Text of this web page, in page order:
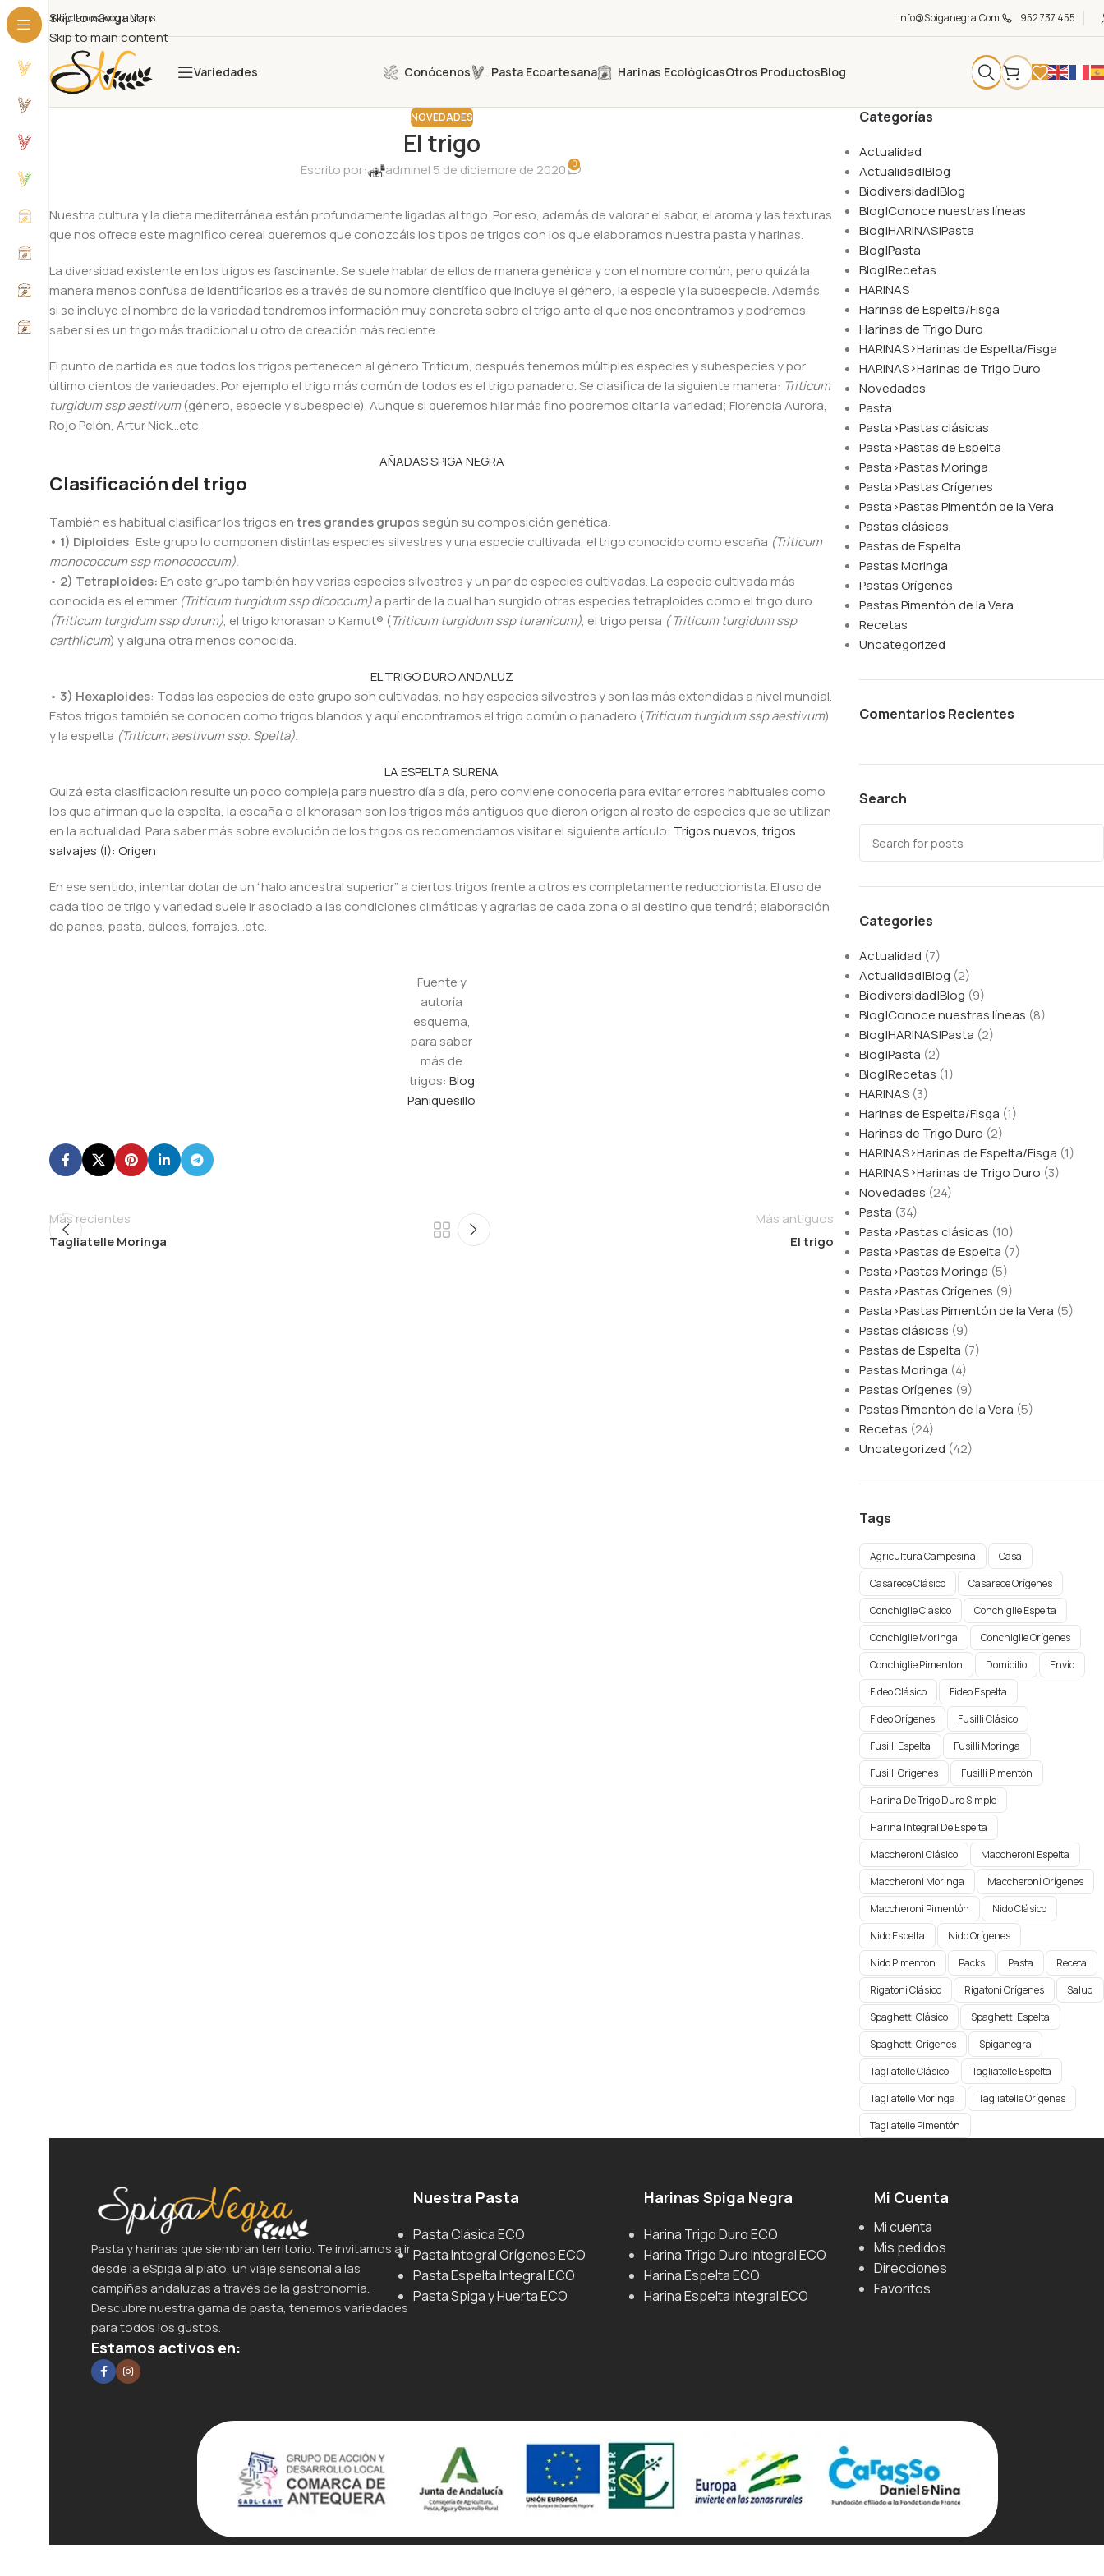
Skip to navigation
Skip to main content
ContáctanosGoogle Maps Info@spiganegra.com 952 737 455
Variedades Conócenos Pasta Ecoartesana Harinas EcológicasOtros ProductosBlog
NOVEDADES
El trigo
Escrito por: adminel 5 de diciembre de 2020 0
Nuestra cultura y la dieta mediterránea están profundamente ligadas al trigo. Por eso, además de valorar el sabor, el aroma y las texturas
que nos ofrece este magnifico cereal queremos que conozcáis los tipos de trigos con los que elaboramos nuestra pasta y harinas.
La diversidad existente en los trigos es fascinante. Se suele hablar de ellos de manera genérica y con el nombre común, pero quizá la
manera menos confusa de identificarlos es a través de su nombre científico que incluye el género, la especie y la subespecie. Además,
si se incluye el nombre de la variedad tendremos información muy concreta sobre el trigo ante el que nos encontramos y podremos
saber si es un trigo más tradicional u otro de creación más reciente.
El punto de partida es que todos los trigos pertenecen al género Triticum, después tenemos múltiples especies y subespecies y por
último cientos de variedades. Por ejemplo el trigo más común de todos es el trigo panadero. Se clasifica de la siguiente manera: Triticum
turgidum ssp aestivum(género, especie y subespecie). Aunque si queremos hilar más fino podremos citar la variedad; Florencia Aurora,
Rojo Pelón, Artur Nick…etc.
AÑADAS SPIGA NEGRA
Clasificación del trigo
También es habitual clasificar los trigos entres grandes grupos según su composición genética:
• 1) Diploides: Este grupo lo componen distintas especies silvestres y una especie cultivada, el trigo conocido como escaña (Triticum
monococcum ssp monococcum).
• 2) Tetraploides:En este grupo también hay varias especies silvestres y un par de especies cultivadas. La especie cultivada más
conocida es el emmer (Triticum turgidum ssp dicoccum)a partir de la cual han surgido otras especies tetraploides como el trigo duro
(Triticum turgidum ssp durum), el trigo khorasan o Kamut® (Triticum turgidum ssp turanicum), el trigo persa ( Triticum turgidum ssp
carthlicum) y alguna otra menos conocida.
EL TRIGO DURO ANDALUZ
• 3) Hexaploides: Todas las especies de este grupo son cultivadas, no hay especies silvestres y son las más extendidas a nivel mundial.
Estos trigos también se conocen como trigos blandos y aquí encontramos el trigo común o panadero (Triticum turgidum ssp aestivum)
y la espelta (Triticum aestivum ssp. Spelta).
LA ESPELTA SUREÑA
Quizá esta clasificación resulte un poco compleja para nuestro día a día, pero conviene conocerla para evitar errores habituales como
los que afirman que la espelta, la escaña o el khorasan son los trigos más antiguos que dieron origen al resto de especies que se utilizan
en la actualidad. Para saber más sobre evolución de los trigos os recomendamos visitar el siguiente artículo: Trigos nuevos, trigos
salvajes (I): Origen
En ese sentido, intentar dotar de un “halo ancestral superior” a ciertos trigos frente a otros es completamente reduccionista. El uso de
cada tipo de trigo y variedad suele ir asociado a las condiciones climáticas y agrarias de cada zona o al destino que tendrá; elaboración
de panes, pasta, dulces, forrajes…etc.
Fuente y
autoría
esquema,
para saber
más de
trigos: Blog
Paniquesillo
Más recientes
Tagliatelle Moringa
Más antiguos
El trigo
Categorías
Actualidad
Actualidad|Blog
Biodiversidad|Blog
Blog|Conoce nuestras líneas
Blog|HARINAS|Pasta
Blog|Pasta
Blog|Recetas
HARINAS
Harinas de Espelta/Fisga
Harinas de Trigo Duro
HARINAS>Harinas de Espelta/Fisga
HARINAS>Harinas de Trigo Duro
Novedades
Pasta
Pasta>Pastas clásicas
Pasta>Pastas de Espelta
Pasta>Pastas Moringa
Pasta>Pastas Orígenes
Pasta>Pastas Pimentón de la Vera
Pastas clásicas
Pastas de Espelta
Pastas Moringa
Pastas Orígenes
Pastas Pimentón de la Vera
Recetas
Uncategorized
Comentarios Recientes
Search
Categories
Actualidad (7)
Actualidad|Blog (2)
Biodiversidad|Blog (9)
Blog|Conoce nuestras líneas (8)
Blog|HARINAS|Pasta (2)
Blog|Pasta (2)
Blog|Recetas (1)
HARINAS(3)
Harinas de Espelta/Fisga (1)
Harinas de Trigo Duro (2)
HARINAS>Harinas de Espelta/Fisga (1)
HARINAS>Harinas de Trigo Duro (3)
Novedades (24)
Pasta (34)
Pasta>Pastas clásicas (10)
Pasta>Pastas de Espelta (7)
Pasta>Pastas Moringa (5)
Pasta>Pastas Orígenes (9)
Pasta>Pastas Pimentón de la Vera (5)
Pastas clásicas (9)
Pastas de Espelta (7)
Pastas Moringa (4)
Pastas Orígenes (9)
Pastas Pimentón de la Vera (5)
Recetas (24)
Uncategorized (42)
Tags
Agricultura Campesina
Casa
Casarece Clásico
Casarece Orígenes
Conchiglie Clásico
Conchiglie Espelta
Conchiglie Moringa
Conchiglie Orígenes​
Conchiglie Pimentón
Domicilio
Envío
Fideo Clásico
Fideo Espelta
Fideo Orígenes
Fusilli Clásico
Fusilli Espelta
Fusilli Moringa
Fusilli Orígenes​
Fusilli Pimentón
Harina De Trigo Duro Simple
Harina Integral De Espelta
Maccheroni Clásico
Maccheroni Espelta
Maccheroni Moringa
Maccheroni Orígenes​
Maccheroni Pimentón
Nido Clásico
Nido Espelta
Nido Orígenes
Nido Pimentón
Packs Pasta
Receta
Rigatoni Clásico
Rigatoni Orígenes
Salud
Spaghetti Clásico
Spaghetti Espelta
Spaghetti Orígenes​
Spiganegra
Tagliatelle Clásico
Tagliatelle Espelta
Tagliatelle Moringa
Tagliatelle Orígenes
Tagliatelle Pimentón
Pasta y harinas que siembran territorio. Te invitamos a ir
desde la eSpiga al plato, un viaje sensorial a las
campiñas andaluzas a través de la gastronomía.
Descubre nuestra gama de pasta, tenemos variedades
para todos los gustos.
Estamos activos en:
Nuestra Pasta
Pasta Clásica ECO
Pasta Integral Orígenes ECO
Pasta Espelta Integral ECO
Pasta Spiga y Huerta ECO
Harinas Spiga Negra
Harina Trigo Duro ECO
Harina Trigo Duro Integral ECO
Harina Espelta ECO
Harina Espelta Integral ECO
Mi Cuenta
Mi cuenta
Mis pedidos
Direcciones
Favoritos